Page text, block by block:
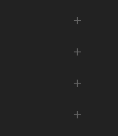
+
+
+
+